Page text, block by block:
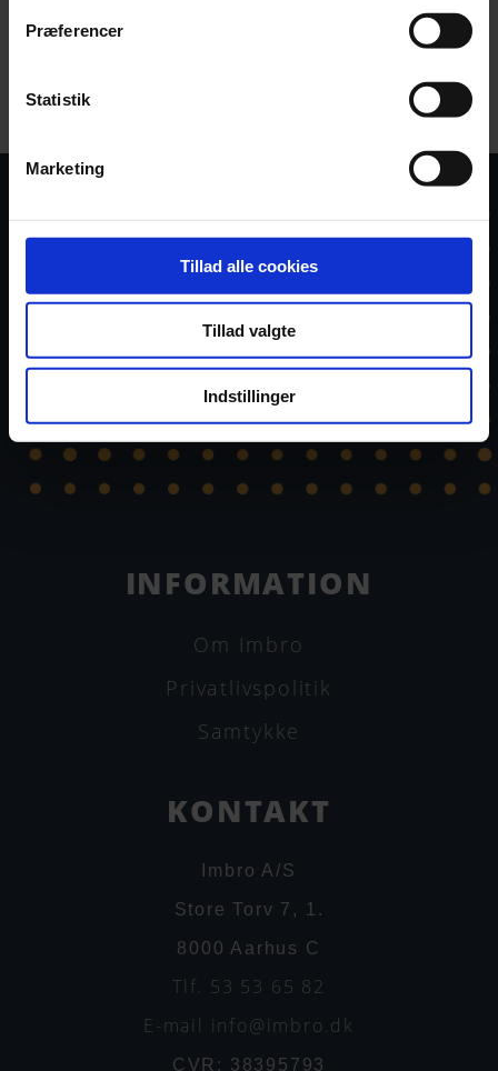
Præferencer
Statistik
Marketing
Tillad alle cookies
Tillad valgte
Indstillinger
INFORMATION
Om Imbro
Privatlivspolitik
Samtykke
KONTAKT
Imbro A/S
Store Torv 7, 1.
8000 Aarhus C
Tlf. 53 53 65 82
E-mail info@imbro.dk
CVR: 38395793